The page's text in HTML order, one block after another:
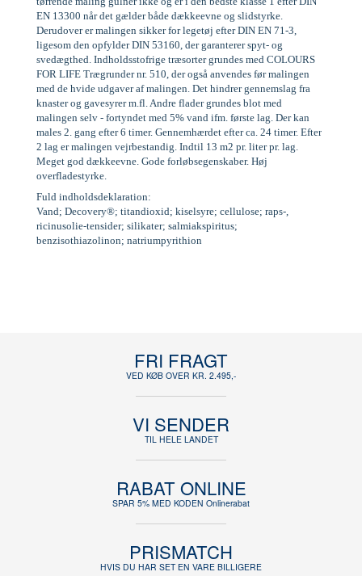
EN 13300 når det gælder både dækkeevne og slidstyrke.
Derudover er malingen sikker for legetøj efter DIN EN 71-3,
ligesom den opfylder DIN 53160, der garanterer spyt- og
svedægthed. Indholdsstofrige træsorter grundes med COLOURS
FOR LIFE Trægrunder nr. 510, der også anvendes før malingen
med de hvide udgaver af malingen. Det hindrer gennemslag fra
knaster og gavesyrer m.fl. Andre flader grundes blot med
malingen selv - fortyndet med 5% vand ifm. første lag. Der kan
males 2. gang efter 6 timer. Gennemhærdet efter ca. 24 timer. Efter
2 lag er malingen vejrbestandig. Indtil 13 m2 pr. liter pr. lag.
Meget god dækkeevne. Gode forløbsegenskaber. Høj
overfladestyrke.
Fuld indholdsdeklaration:
Vand; Decovery®; titandioxid; kiselsyre; cellulose; raps-,
ricinusolie-tensider; silikater; salmiakspiritus;
benzisothiazolinon; natriumpyrithion
FRI FRAGT
VED KØB OVER KR. 2.495,-
VI SENDER
TIL HELE LANDET
RABAT ONLINE
SPAR 5% MED KODEN Onlinerabat
PRISMATCH
HVIS DU HAR SET EN VARE BILLIGERE